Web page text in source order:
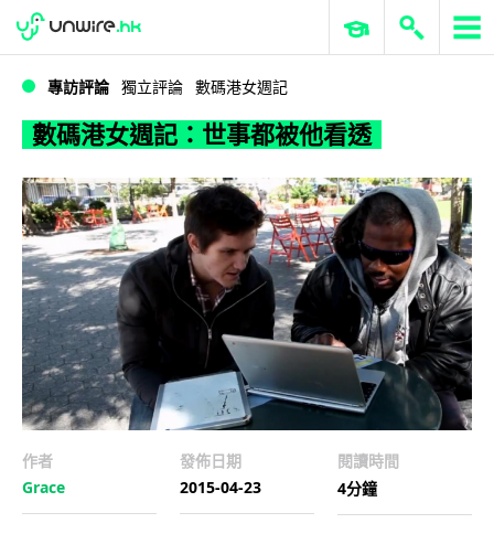
數碼港女週記：世事都被他看透
WWDC 2026 ERP 與商業 AI
專訪評論 獨立評論 數碼港女週記
數碼港女週記：世事都被他看透
作者
Grace
發佈日期
2015-04-23
閱讀時間
4分鐘